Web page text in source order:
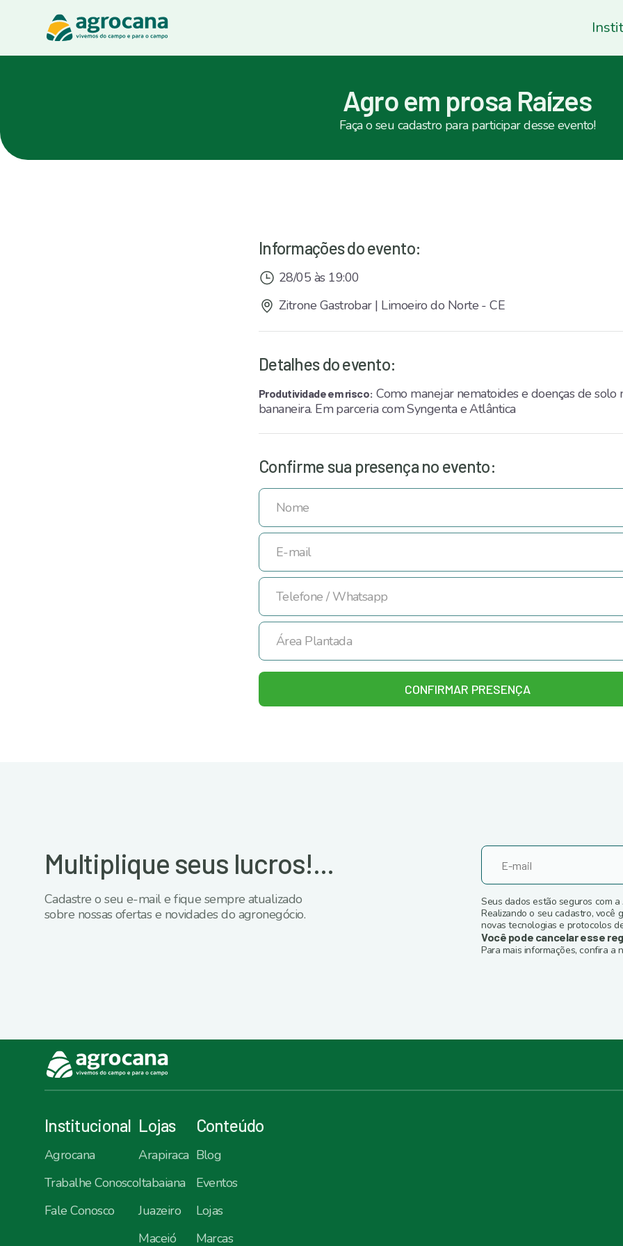
Agro em prosa Raízes
Faça o seu cadastro para participar desse evento!
Informações do evento:
28/05 às 19:00
Zitrone Gastrobar | Limoeiro do Norte - CE
Detalhes do evento:
Produtividade em risco: Como manejar nematoides e doenças de solo
bananeira. Em parceria com Syngenta e Atlântica
Confirme sua presença no evento:
CONFIRMAR PRESENÇA
Multiplique seus lucros!...
Cadastre o seu e-mail e fique sempre atualizado
sobre nossas ofertas e novidades do agronegócio.
Seus dados estão seguros com a
Realizando o seu cadastro, você
novas tecnologias e protocolos
Você pode cancelar esse
Para mais informações, confira a
Institucional
Agrocana
Trabalhe Conosco
Fale Conosco
Lojas
Arapiraca
Itabaiana
Juazeiro
Maceió
Conteúdo
Blog
Eventos
Lojas
Marcas